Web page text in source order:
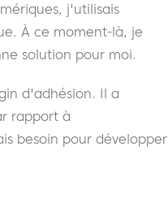
j'utilisais
À ce moment-là, je
solution pour moi.
d'adhésion. Il a
rapport à
besoin pour développer